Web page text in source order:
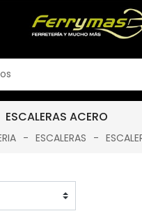
ESCALERAS ACERO
ESCALERAS